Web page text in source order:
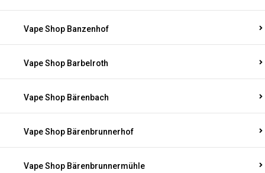
Vape Shop Banzenhof
Vape Shop Barbelroth
Vape Shop Bärenbach
Vape Shop Bärenbrunnerhof
Vape Shop Bärenbrunnermühle